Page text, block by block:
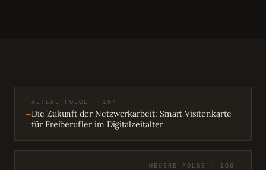
←
ÄLTERE FOLGE · 164
Die Zukunft der Netzwerkarbeit: Smart Visitenkarte
für Freiberufler im Digitalzeitalter
NEUERE FOLGE · 166